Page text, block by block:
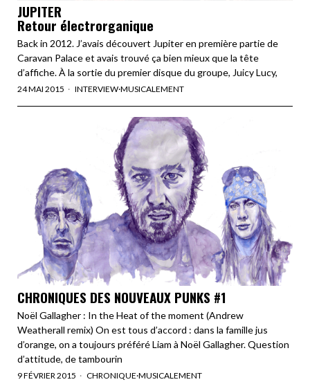
JUPITER
Retour électrorganique
Back in 2012. J’avais découvert Jupiter en première partie de
Caravan Palace et avais trouvé ça bien mieux que la tête
d’affiche. À la sortie du premier disque du groupe, Juicy Lucy,
24 MAI 2015 INTERVIEW·MUSICALEMENT
CHRONIQUES DES NOUVEAUX PUNKS #1
Noël Gallagher : In the Heat of the moment (Andrew
Weatherall remix) On est tous d’accord : dans la famille jus
d’orange, on a toujours préféré Liam à Noël Gallagher. Question
d’attitude, de tambourin
9 FÉVRIER 2015 CHRONIQUE·MUSICALEMENT